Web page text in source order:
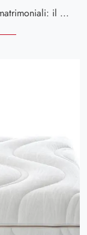
Scopri nel nostro showroom i Materassi matrimoniali: il modello Wave Bio in poliuretano ti aspetta per assicurarti il riposo migliore.